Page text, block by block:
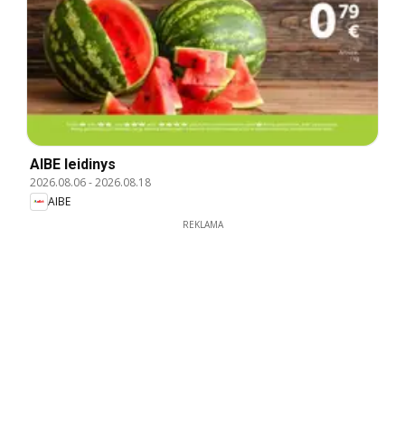
AIBE leidinys
2026.08.06-2026.08.18
AIBE
REKLAMA